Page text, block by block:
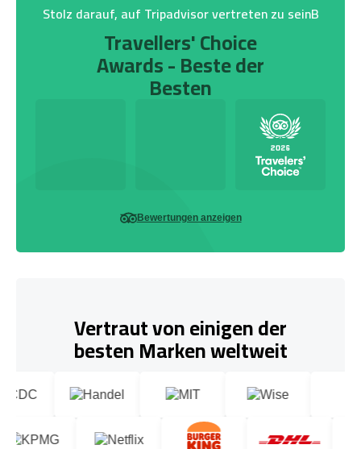
Stolz darauf, auf Tripadvisor vertreten zu seinB
Travellers' Choice
Awards - Beste der
Besten
Bewertungen anzeigen
Vertraut von einigen der
besten Marken weltweit